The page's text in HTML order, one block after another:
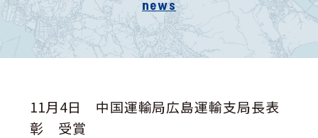
11月4日 中国運輸局広島運輸支局長表
彰 受賞